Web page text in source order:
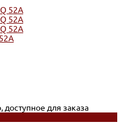
для заказа